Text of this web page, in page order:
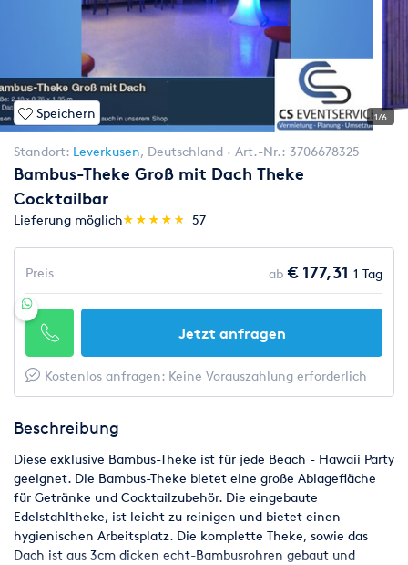
Speichern 1/6
Standort: Leverkusen, Deutschland Art.-Nr.: 3706678325
Bambus-Theke Groß mit Dach Theke
Cocktailbar
Lieferung möglich(*)
★
★
(*)★
★
(*) ★
★
(*) ★
★
(*) ★
★ 57
Preis ab € 177,31 1 Tag
Jetzt anfragen
Kostenlos anfragen: Keine Vorauszahlung erforderlich
Beschreibung
Diese exklusive Bambus-Theke ist für jede Beach - Hawaii Party
geeignet. Die Bambus-Theke bietet eine große Ablagefläche
für Getränke und Cocktailzubehör. Die eingebaute
Edelstahltheke, ist leicht zu reinigen und bietet einen
hygienischen Arbeitsplatz. Die komplette Theke, sowie das
Dach ist aus 3cm dicken echt-Bambusrohren gebaut und